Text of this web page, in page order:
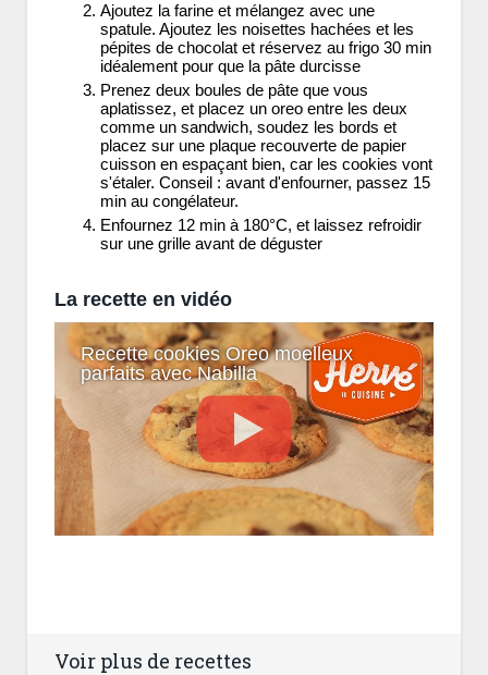
Ajoutez la farine et mélangez avec une
spatule. Ajoutez les noisettes hachées et les
pépites de chocolat et réservez au frigo 30 min
idéalement pour que la pâte durcisse
Prenez deux boules de pâte que vous
aplatissez, et placez un oreo entre les deux
comme un sandwich, soudez les bords et
placez sur une plaque recouverte de papier
cuisson en espaçant bien, car les cookies vont
s'étaler. Conseil : avant d'enfourner, passez 15
min au congélateur.
Enfournez 12 min à 180°C, et laissez refroidir
sur une grille avant de déguster
La recette en vidéo
Recette cookies Oreo moelleux
parfaits avec Nabilla
Voir plus de recettes